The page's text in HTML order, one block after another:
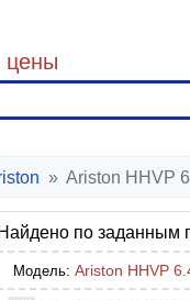
цены
» Ariston HHVP
Найдено по заданным
Модель: Ariston HHVP